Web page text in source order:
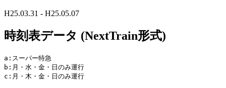
H25.03.31 - H25.05.07
時刻表データ (NextTrain形式)
a:スーパー特急
b:月・水・金・日のみ運行
c:月・木・金・日のみ運行